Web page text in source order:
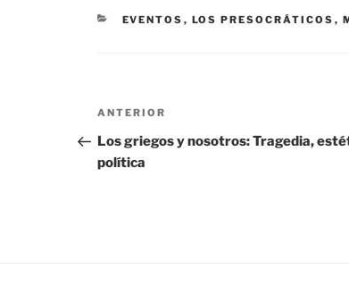
CATEGORÍAS
EVENTOS , LOS PRESOCRÁTICOS ,
Navegación
de
entradas
Entrada
anterior:
ANTERIOR
Los griegos y nosotros: Tragedia,
política